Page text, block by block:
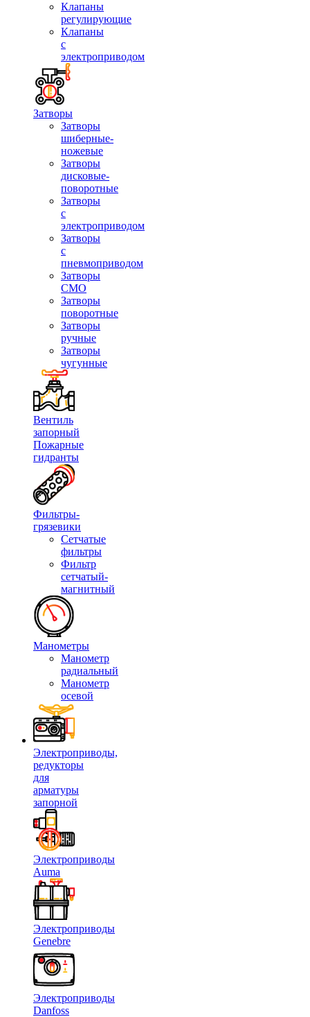
Клапаны
регулирующие
Клапаны
с
электроприводом
Затворы
Затворы
шиберные-
ножевые
Затворы
дисковые-
поворотные
Затворы
с
электроприводом
Затворы
с
пневмоприводом
Затворы
СМО
Затворы
поворотные
Затворы
ручные
Затворы
чугунные
Вентиль
запорный
Пожарные
гидранты
Фильтры-
грязевики
Сетчатые
фильтры
Фильтр
сетчатый-
магнитный
Манометры
Манометр
радиальный
Манометр
осевой
Электроприводы,
редукторы
для
арматуры
запорной
Электроприводы
Auma
Электроприводы
Genebre
Электроприводы
Danfoss